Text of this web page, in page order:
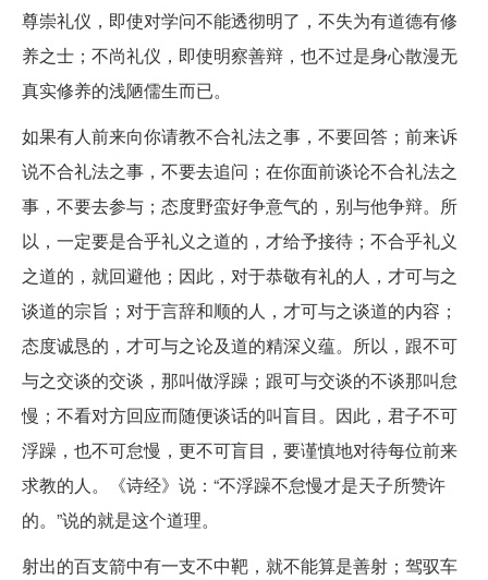
尊崇礼仪，即使对学问不能透彻明了，不失为有道德有修
养之士；不尚礼仪，即使明察善辩，也不过是身心散漫无
真实修养的浅陋儒生而已。
如果有人前来向你请教不合礼法之事，不要回答；前来诉
说不合礼法之事，不要去追问；在你面前谈论不合礼法之
事，不要去参与；态度野蛮好争意气的，别与他争辩。所
以，一定要是合乎礼义之道的，才给予接待；不合乎礼义
之道的，就回避他；因此，对于恭敬有礼的人，才可与之
谈道的宗旨；对于言辞和顺的人，才可与之谈道的内容；
态度诚恳的，才可与之论及道的精深义蕴。所以，跟不可
与之交谈的交谈，那叫做浮躁；跟可与交谈的不谈那叫怠
慢；不看对方回应而随便谈话的叫盲目。因此，君子不可
浮躁，也不可怠慢，更不可盲目，要谨慎地对待每位前来
求教的人。《诗经》说：“不浮躁不怠慢才是天子所赞许
的。”说的就是这个道理。
射出的百支箭中有一支不中靶，就不能算是善射；驾驭车